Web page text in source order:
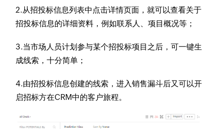
2.从招投标信息列表中点击详情页面，就可以查看关于
招投标信息的详细资料，例如联系人、项目概况等；
3.当市场人员计划参与某个招投标项目之后，可一键生
成线索，十分简单；
4.由招投标信息创建的线索，进入销售漏斗后又可以开
启招标方在CRM中的客户旅程。